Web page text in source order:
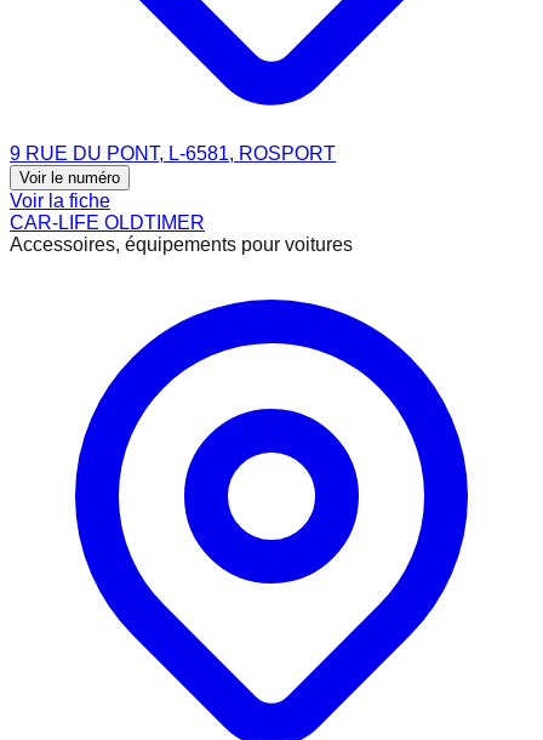
9 RUE DU PONT, L-6581, ROSPORT
Voir le numéro
Voir la fiche
CAR-LIFE OLDTIMER
Accessoires, équipements pour voitures